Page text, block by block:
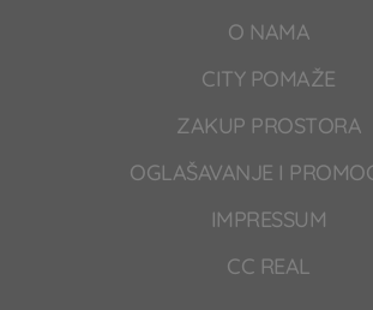
O NAMA
CITY POMAŽE
ZAKUP PROSTORA
OGLAŠAVANJE I
IMPRESSUM
CC REAL